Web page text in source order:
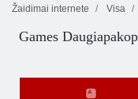
Žaidimai internete Visa
Games